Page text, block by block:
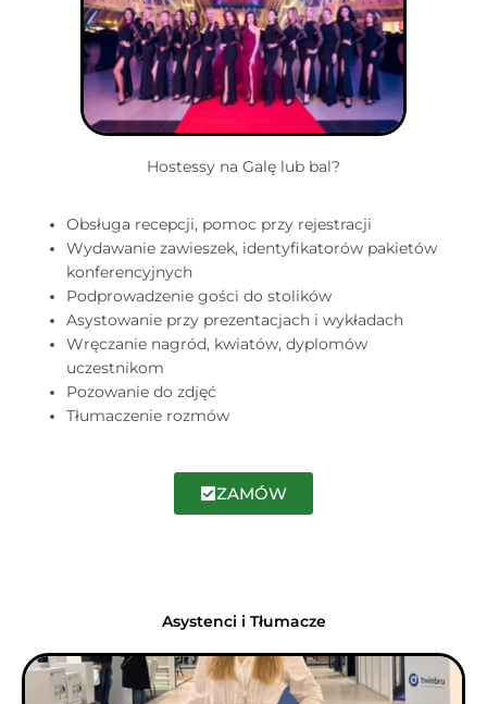
Hostessy na Galę lub bal?
Obsługa recepcji, pomoc przy rejestracji
Wydawanie zawieszek, identyfikatorów pakietów
konferencyjnych
Podprowadzenie gości do stolików
Asystowanie przy prezentacjach i wykładach
Wręczanie nagród, kwiatów, dyplomów
uczestnikom
Pozowanie do zdjęć
Tłumaczenie rozmów
ZAMÓW
Asystenci i Tłumacze